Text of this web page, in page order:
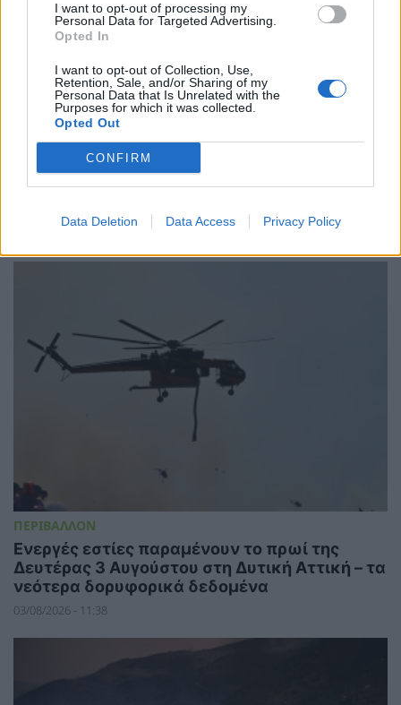
I want to opt-out of processing my
Personal Data for Targeted Advertising.
Opted In
I want to opt-out of Collection, Use,
Retention, Sale, and/or Sharing of my
Personal Data that Is Unrelated with the
Purposes for which it was collected.
Opted Out
CONFIRM
Data Deletion Data Access Privacy Policy
ΧΡΗΣΤΙΚΑ
Πολύ υψηλός κίνδυνος πυρκαγιάς (κατηγορία
κινδύνου 4) για σήμερα Τρίτη 4 Αυγούστου
ΠΕΡΙΒΑΛΛΟΝ
Ενεργές εστίες παραμένουν το πρωί της
Δευτέρας 3 Αυγούστου στη Δυτική Αττική – τα
νεότερα δορυφορικά δεδομένα
03/08/2026 - 11:38